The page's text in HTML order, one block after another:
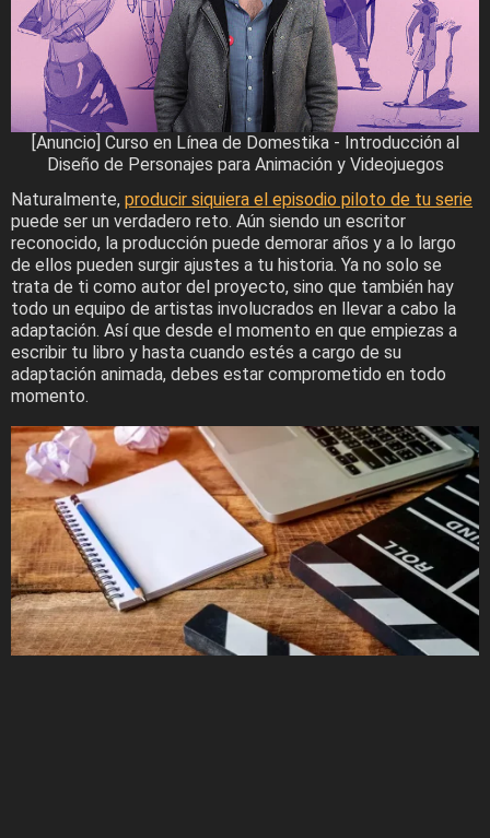
[Anuncio] Curso en Línea de Domestika - Introducción al
Diseño de Personajes para Animación y Videojuegos
Naturalmente, producir siquiera el episodio piloto de tu serie
puede ser un verdadero reto. Aún siendo un escritor
reconocido, la producción puede demorar años y a lo largo
de ellos pueden surgir ajustes a tu historia. Ya no solo se
trata de ti como autor del proyecto, sino que también hay
todo un equipo de artistas involucrados en llevar a cabo la
adaptación. Así que desde el momento en que empiezas a
escribir tu libro y hasta cuando estés a cargo de su
adaptación animada, debes estar comprometido en todo
momento.